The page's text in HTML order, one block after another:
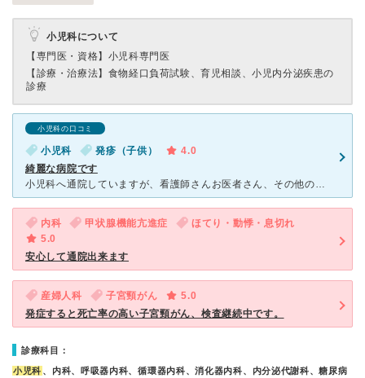
小児科について
【専門医・資格】 小児科専門医
【診療・治療法】 食物経口負荷試験、育児相談、小児内分泌疾患の
診療
小児科の口コミ
小児科 発疹（子供）
4.0
綺麗な病院です
小児科へ通院していますが、看護師さんお医者さん、その他のスタッフの方皆さんとても親切です。最近立て替えたようでとても綺麗です。９時から10時にかけてとても駐車場が混みますので、早めに出ないと診察時間に
内科 甲状腺機能亢進症
ほてり・動悸・息切れ
5.0
安心して通院出来ます
産婦人科 子宮頸がん
5.0
発症すると死亡率の高い子宮頸がん、検査継続中です。
診療科目：
小児科 、内科、呼吸器内科、循環器内科、消化器内科、内分泌代謝科、糖尿病